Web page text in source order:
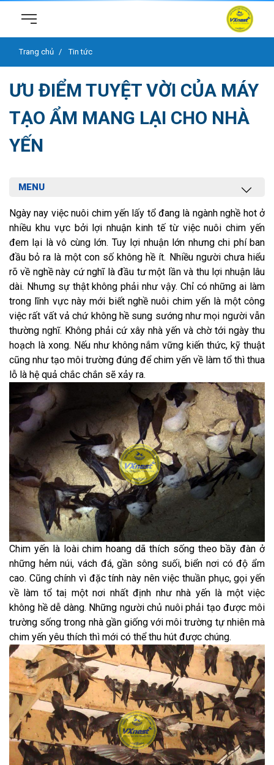
Trang chủ Tin tức
ƯU ĐIỂM TUYỆT VỜI CỦA MÁY
TẠO ẨM MANG LẠI CHO NHÀ
YẾN
MENU
Ngày nay việc nuôi chim yến lấy tổ đang là ngành nghề hot ở
nhiều khu vực bởi lợi nhuận kinh tế từ việc nuôi chim yến
đem lại là vô cùng lớn. Tuy lợi nhuận lớn nhưng chi phí ban
đầu bỏ ra là một con số không hề ít. Nhiều người chưa hiểu
rõ về nghề này cứ nghĩ là đầu tư một lần và thu lợi nhuận lâu
dài. Nhưng sự thật không phải như vậy. Chỉ có những ai làm
trong lĩnh vực này mới biết nghề nuôi chim yến là một công
việc rất vất vả chứ không hề sung sướng như mọi người vẫn
thường nghĩ. Không phải cứ xây nhà yến và chờ tới ngày thu
hoạch là xong. Nếu như không nắm vững kiến thức, kỹ thuật
cũng như tạo môi trường đúng để chim yến về làm tổ thì thua
lỗ là hệ quả chắc chắn sẽ xảy ra.
Chim yến là loài chim hoang dã thích sống theo bầy đàn ở
những hẻm núi, vách đá, gần sông suối, biển nơi có độ ẩm
cao. Cũng chính vì đặc tính này nên việc thuần phục, gọi yến
về làm tổ taị một nơi nhất định như nhà yến là một việc
không hề dễ dàng. Những người chủ nuôi phải tạo được môi
trường sống trong nhà gần giống với môi trường tự nhiên mà
chim yến yêu thích thì mới có thể thu hút được chúng.